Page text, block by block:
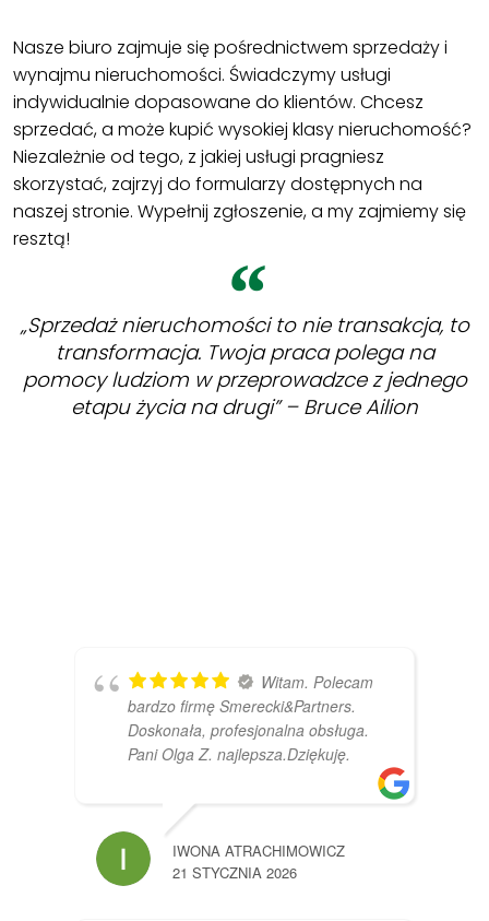
Nasze biuro zajmuje się pośrednictwem sprzedaży i
wynajmu nieruchomości. Świadczymy usługi
indywidualnie dopasowane do klientów. Chcesz
sprzedać, a może kupić wysokiej klasy nieruchomość?
Niezależnie od tego, z jakiej usługi pragniesz
skorzystać, zajrzyj do formularzy dostępnych na
naszej stronie. Wypełnij zgłoszenie, a my zajmiemy się
resztą!
„Sprzedaż nieruchomości to nie transakcja, to
transformacja. Twoja praca polega na
pomocy ludziom w przeprowadzce z jednego
etapu życia na drugi” – Bruce Ailion
Witam. Polecam
bardzo firmę Smerecki&Partners.
Doskonała, profesjonalna obsługa.
Pani Olga Z. najlepsza.Dziękuję.
IWONA ATRACHIMOWICZ
21 STYCZNIA 2026